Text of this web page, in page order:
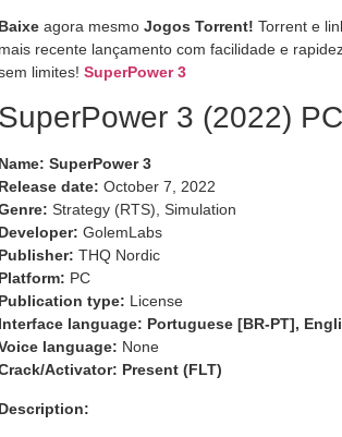
Baixe agora mesmo Jogos Torrent! Torrent e
mais recente lançamento com facilidade e
limites! SuperPower 3
SuperPower 3 (2022)
Name: SuperPower 3
Release date: October 7, 2022
Strategy (RTS), Simulation
Developer: GolemLabs
Publisher: THQ Nordic
Platform: PC
Publication type: License
Interface language: Portuguese [BR-PT],
language: None
Activator: Present (FLT)
Description: